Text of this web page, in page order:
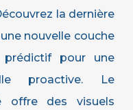
la dernière
nouvelle couche
pour une
proactive. Le
offre des visuels